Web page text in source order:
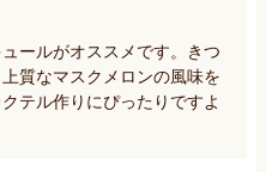
ールがオススメです。きつ
質なマスクメロンの風味を
テル作りにぴったりですよ